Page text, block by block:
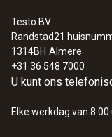
Testo BV
Randstad21
1314BH Almere
+31 36 548 7000
U kunt ons
Elke werkdag van